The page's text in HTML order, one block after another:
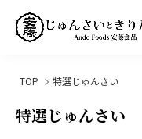
TOP 特選じゅんさい
特選じゅんさい